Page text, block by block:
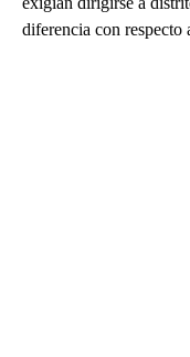
diferencia con respecto